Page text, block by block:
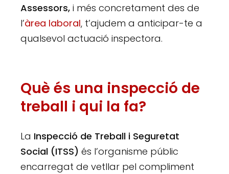
Assessors, i més concretament des de
l’àrea laboral, t’ajudem a anticipar-te a
qualsevol actuació inspectora.
Què és una inspecció de
treball i qui la fa?
La Inspecció de Treball i Seguretat
Social (ITSS) és l’organisme públic
encarregat de vetllar pel compliment